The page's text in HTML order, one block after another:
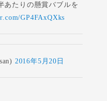
あたりの懸賞バブルを
GP4FAxQXks
2016年5月20日